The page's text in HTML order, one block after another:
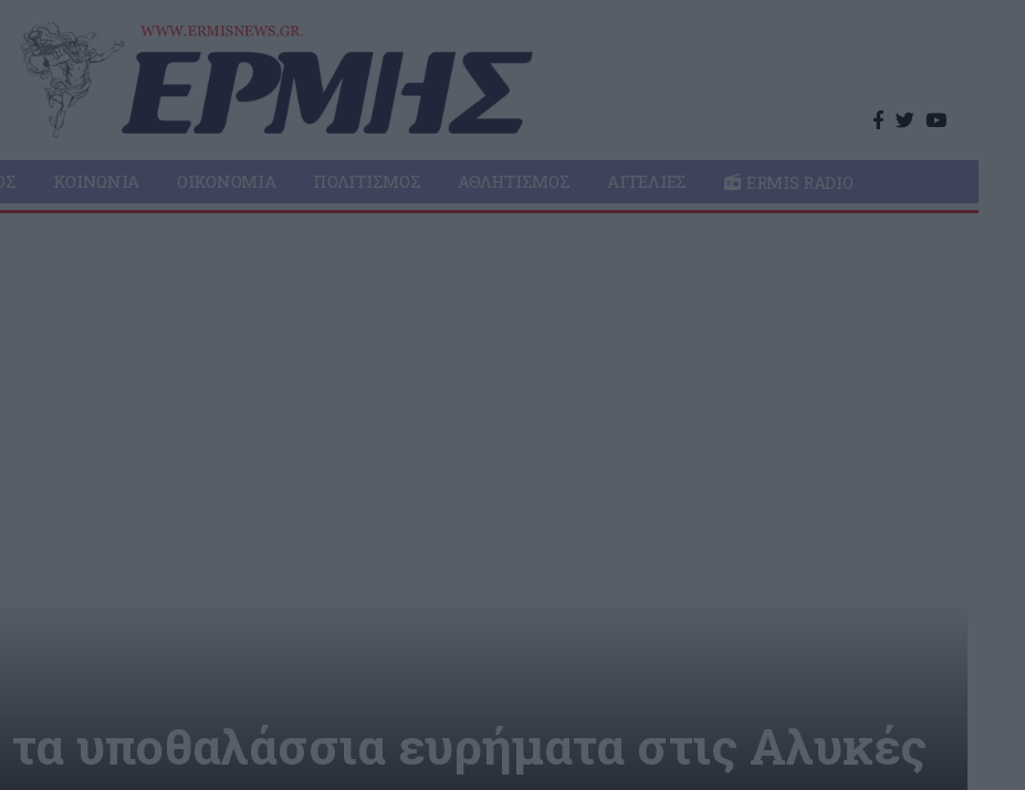
ΚΟΙΝΩΝΊΑ ΟΙΚΟΝΟΜΊΑ ΠΟΛΙΤΙΣΜΌΣ ΑΘΛΗΤΙΣΜΌΣ ΑΓΓΕΛΊΕΣ ERMIS RADIO
υποθαλάσσια ευρήματα στις Αλυκές